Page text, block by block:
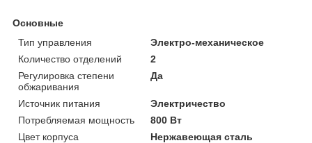
Основные
Тип управления
Электро-механическое
Количество отделений
2
Регулировка степени
обжаривания
Да
Источник питания
Электричество
Потребляемая мощность
800 Вт
Цвет корпуса
Нержавеющая сталь